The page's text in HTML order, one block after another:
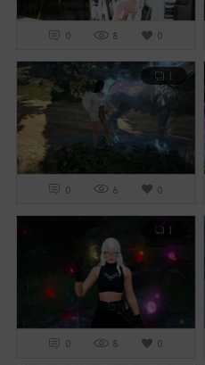
0 8 0
1
0 6 0
1
0 8 0